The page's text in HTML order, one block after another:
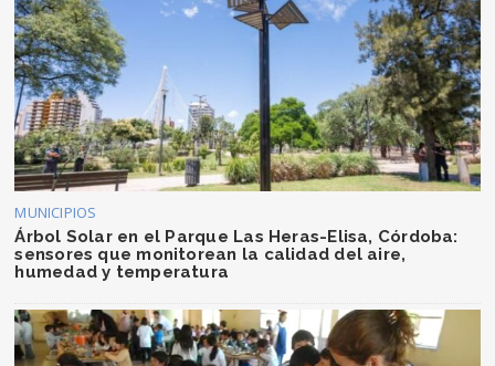
MUNICIPIOS
Árbol Solar en el Parque Las Heras-Elisa, Córdoba:
sensores que monitorean la calidad del aire,
humedad y temperatura